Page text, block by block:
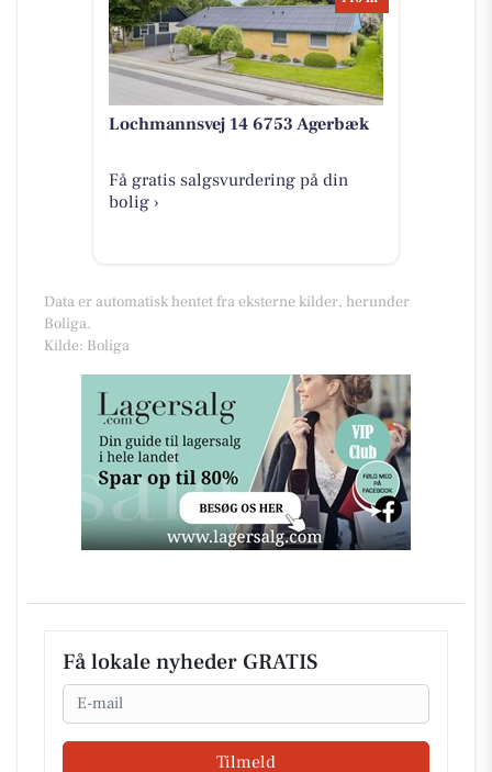
Lochmannsvej 14 6753 Agerbæk
Få gratis salgsvurdering på din
bolig ›
Data er automatisk hentet fra eksterne kilder, herunder
Boliga.
Kilde: Boliga
Få lokale nyheder GRATIS
Email
Tilmeld